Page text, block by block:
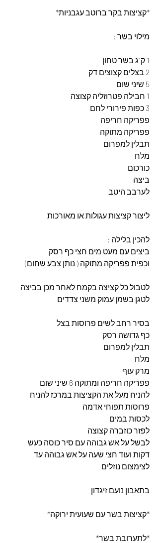
*קציצות בקר ברוטב עגבניות*
מילוי בשר :
1 ק"ג בשר טחון
2 בצלים קצוצים דק
5 שיני שום
1 חבילה פטרוזליה קצוצה
3 כפות פירורי לחם
פפריקה חריפה
פפריקה מתוקה
תבלין למפרום
מלח
כורכום
ביצה
לערבב היטב
ליצור קציצות עגולות או מאורכות
להכין בלילה :
ביצים עם מעט מים חצי כף רסק
וכפית פפריקה מתוקה ( נותן צבע שחום)
לטבול כל קציצה בקמח לאחר מכן בביצה
לטגן בשמן עמוק משני צדדים
בסיר רחב לשים פרוסות בצל
כף גדושה רסק
תבלין למפרום
מלח
מרק עוף
פפריקה חריפה ומתוקה 6 שיני שום
להניח מעל את הקציצות במרכז להניח
פרוסות תפוחי אדמה
לכסות במים
לפזר כוזברה קצוצה
לבשל על אש גבוהה עם סיר כוסה כעש
דקות ועוד חצי שעה על אש גבוהה עד
לצימצום נוזלים
בתאבון נועם זיגדון
*קציצות בשר עם שעועית ירוקה*
*לתערובת בשר*